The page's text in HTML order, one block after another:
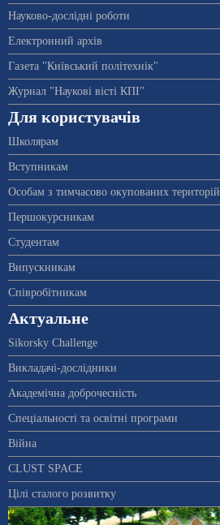
Науково-дослідні роботи
Електронний архів
Газета "Київський політехнік"
Журнал "Наукові вісті КПІ"
Для користувачів
Школярам
Вступникам
Особам з тимчасово окупованих територій
Першокурсникам
Студентам
Випускникам
Співробітникам
Актуальне
Sikorsky Challenge
Викладачі-дослідники
Академічна доброчесність
Спеціальності та освітні програми
Війна
CLUST SPACE
Цілі сталого розвитку